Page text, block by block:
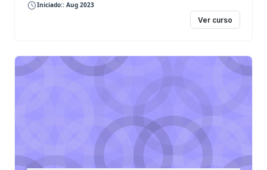
Iniciado:: Aug 2023
Ver curso